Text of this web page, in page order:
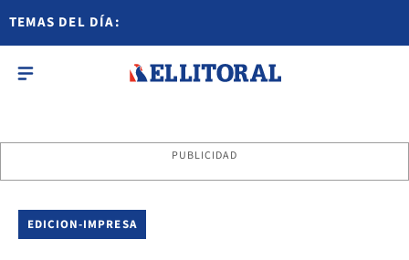
TEMAS DEL DÍA:
PUBLICIDAD
EDICION-IMPRESA